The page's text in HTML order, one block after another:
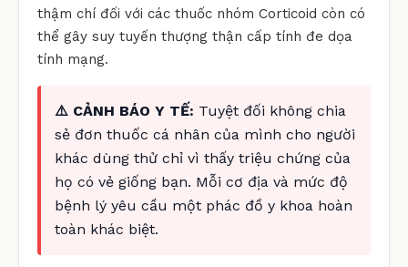
thậm chí đối với các thuốc nhóm Corticoid còn có
thể gây suy tuyến thượng thận cấp tính đe dọa
tính mạng.
⚠️ CẢNH BÁO Y TẾ: Tuyệt đối không chia
sẻ đơn thuốc cá nhân của mình cho người
khác dùng thử chỉ vì thấy triệu chứng của
họ có vẻ giống bạn. Mỗi cơ địa và mức độ
bệnh lý yêu cầu một phác đồ y khoa hoàn
toàn khác biệt.